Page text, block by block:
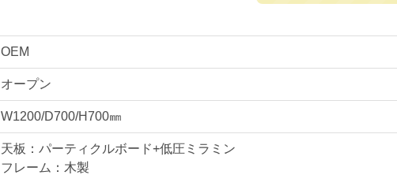
置したい方にもおすす
ワークデスクの新増設
OEM
オープン
W1200/D700/H700㎜
天板：パーティクルボード+低圧ミラミン
フレーム：木製